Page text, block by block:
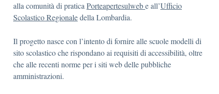
alla comunità di pratica Porteapertesulwebe all’Ufficio
Scolastico Regionaledella Lombardia.
Il progetto nasce con l’intento di fornire alle scuole modelli di
sito scolastico che rispondano ai requisiti di accessibilità, oltre
che alle recenti norme per i siti web delle pubbliche
amministrazioni.